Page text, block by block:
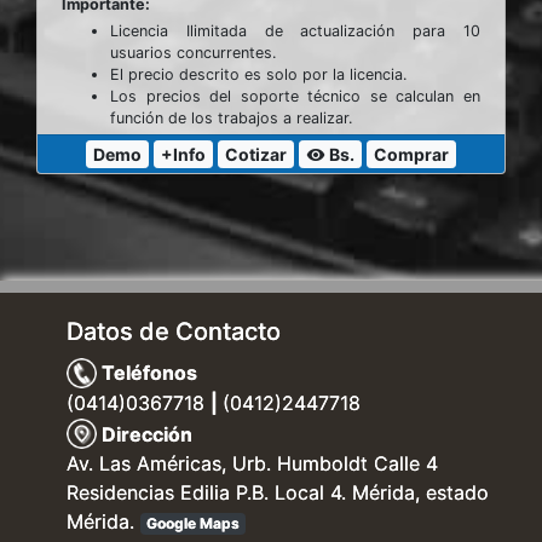
Importante:
Licencia Ilimitada de actualización para 10
usuarios concurrentes.
El precio descrito es solo por la licencia.
Los precios del soporte técnico se calculan en
función de los trabajos a realizar.
Demo +Info Cotizar visibilityBs. Comprar
Datos de Contacto
Teléfonos
(0414)0367718
(0412)2447718
Dirección
Av. Las Américas, Urb. Humboldt Calle 4
Residencias Edilia P.B. Local 4. Mérida, estado
Mérida.
Google Maps